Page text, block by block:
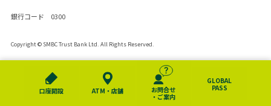
口座開設 ATM・店舗
お問合せ
・ご案内
GLOBAL
PASS
銀行コード 0300
Copyright © SMBC Trust Bank Ltd. All Rights Reserved.